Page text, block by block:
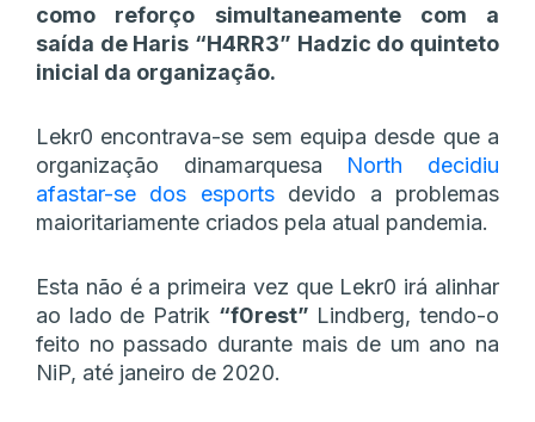
como reforço simultaneamente com a
saída de Haris “⁠H4RR3⁠” Hadzic do quinteto
inicial da organização.
Lekr0 encontrava-se sem equipa desde que a
organização dinamarquesa North decidiu
afastar-se dos esportsdevido a problemas
maioritariamente criados pela atual pandemia.
Esta não é a primeira vez que Lekr0 irá alinhar
ao lado de Patrik “⁠f0rest⁠” Lindberg, tendo-o
feito no passado durante mais de um ano na
NiP, até janeiro de 2020.